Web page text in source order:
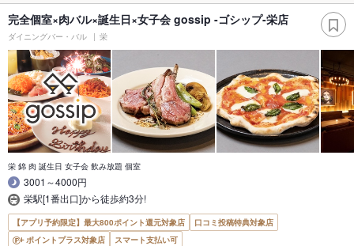
完全個室×肉バル×誕生日×女子会 gossip -ゴシップ-栄店
ダイニングバー・バル 栄
栄 錦 肉 誕生日 女子会 飲み放題 個室
3001～4000円
栄駅[1番出口]から徒歩約3分!
【アプリ予約限定】最大800ポイント還元対象店
口コミ投稿特典対象店
ポイントプラス対象店
スマート支払い可